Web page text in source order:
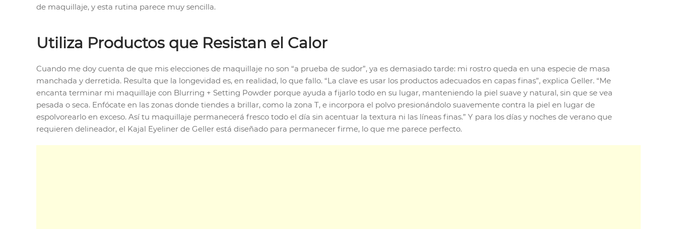
de maquillaje, y esta rutina parece muy sencilla.
Utiliza Productos que Resistan el Calor
Cuando me doy cuenta de que mis elecciones de maquillaje no son “a prueba de sudor”, ya es demasiado tarde: mi rostro queda en una especie de masa
manchada y derretida. Resulta que la longevidad es, en realidad, lo que fallo. “La clave es usar los productos adecuados en capas finas”, explica Geller. “Me
encanta terminar mi maquillaje con Blurring + Setting Powder porque ayuda a fijarlo todo en su lugar, manteniendo la piel suave y natural, sin que se vea
pesada o seca. Enfócate en las zonas donde tiendes a brillar, como la zona T, e incorpora el polvo presionándolo suavemente contra la piel en lugar de
espolvorearlo en exceso. Así tu maquillaje permanecerá fresco todo el día sin acentuar la textura ni las líneas finas.” Y para los días y noches de verano que
requieren delineador, el Kajal Eyeliner de Geller está diseñado para permanecer firme, lo que me parece perfecto.